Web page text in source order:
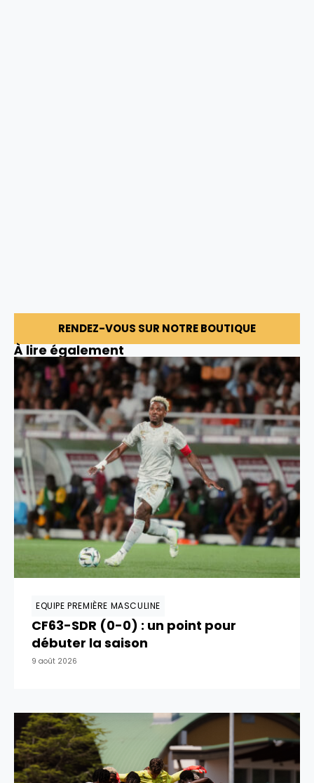
RENDEZ-VOUS SUR NOTRE BOUTIQUE
À lire également
EQUIPE PREMIÈRE MASCULINE
CF63-SDR (0-0) : un point pour
débuter la saison
9 août 2026